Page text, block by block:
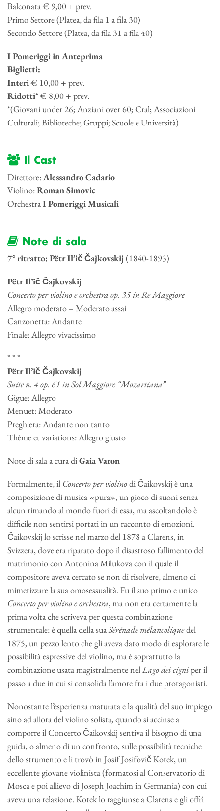
Balconata € 9,00 + prev.
Primo Settore (Platea, da fila 1 a fila 30)
Secondo Settore (Platea, da fila 31 a fila 40)
I Pomeriggi in Anteprima
Biglietti:
Interi€ 10,00 + prev.
Ridotti*€ 8,00 + prev.
*(Giovani under 26; Anziani over 60; Cral; Associazioni
Culturali; Biblioteche; Gruppi; Scuole e Università)
Il Cast
Direttore:Alessandro Cadario
Violino:Roman Simovic
OrchestraI Pomeriggi Musicali
Note di sala
7° ritratto: Pëtr Il’ič Čajkovskij (1840-1893)
Pëtr Il’ič Čajkovskij
Concerto per violino e orchestra op. 35 in Re Maggiore
Allegro moderato – Moderato assai
Canzonetta: Andante
Finale: Allegro vivacissimo
* * *
Pëtr Il’ič Čajkovskij
Suite n. 4 op. 61 in Sol Maggiore “Mozartiana”
Gigue: Allegro
Menuet: Moderato
Preghiera: Andante non tanto
Thème et variations: Allegro giusto
Note di sala a cura diGaia Varon
Formalmente, il Concerto per violinodi Čaikovskij è una
composizione di musica «pura», un gioco di suoni senza
alcun rimando al mondo fuori di essa, ma ascoltandolo è
difficile non sentirsi portati in un racconto di emozioni.
Čaikovskij lo scrisse nel marzo del 1878 a Clarens, in
Svizzera, dove era riparato dopo il disastroso fallimento del
matrimonio con Antonina Milukova con il quale il
compositore aveva cercato se non di risolvere, almeno di
mimetizzare la sua omosessualità. Fu il suo primo e unico
Concerto per violino e orchestra, ma non era certamente la
prima volta che scriveva per questa combinazione
strumentale: è quella della suaSérénade mélancoliquedel
1875, un pezzo lento che gli aveva dato modo di esplorare le
possibilità espressive del violino, ma è soprattutto la
combinazione usata magistralmente nelLago dei cigniper il
passo a due in cui si consolida l’amore fra i due protagonisti.
Nonostante l’esperienza maturata e la qualità del suo impiego
sino ad allora del violino solista, quando si accinse a
comporre il Concerto Čaikovskij sentiva il bisogno di una
guida, o almeno di un confronto, sulle possibilità tecniche
dello strumento e li trovò in Josif Josifovič Kotek, un
eccellente giovane violinista (formatosi al Conservatorio di
Mosca e poi allievo di Joseph Joachim in Germania) con cui
aveva una relazione. Kotek lo raggiunse a Clarens e gli offrì